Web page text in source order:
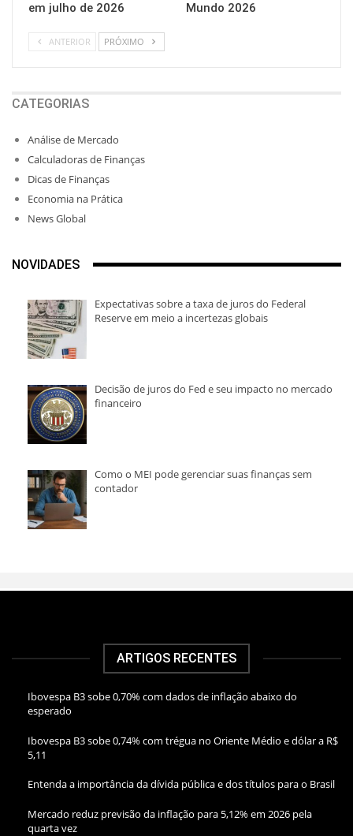
em julho de 2026
Mundo 2026
ANTERIOR PRÓXIMO
CATEGORIAS
Análise de Mercado
Calculadoras de Finanças
Dicas de Finanças
Economia na Prática
News Global
NOVIDADES
Expectativas sobre a taxa de juros do Federal
Reserve em meio a incertezas globais
Decisão de juros do Fed e seu impacto no mercado
financeiro
Como o MEI pode gerenciar suas finanças sem
contador
ARTIGOS RECENTES
Ibovespa B3 sobe 0,70% com dados de inflação abaixo do
esperado
Ibovespa B3 sobe 0,74% com trégua no Oriente Médio e dólar a R$
5,11
Entenda a importância da dívida pública e dos títulos para o Brasil
Mercado reduz previsão da inflação para 5,12% em 2026 pela
quarta vez